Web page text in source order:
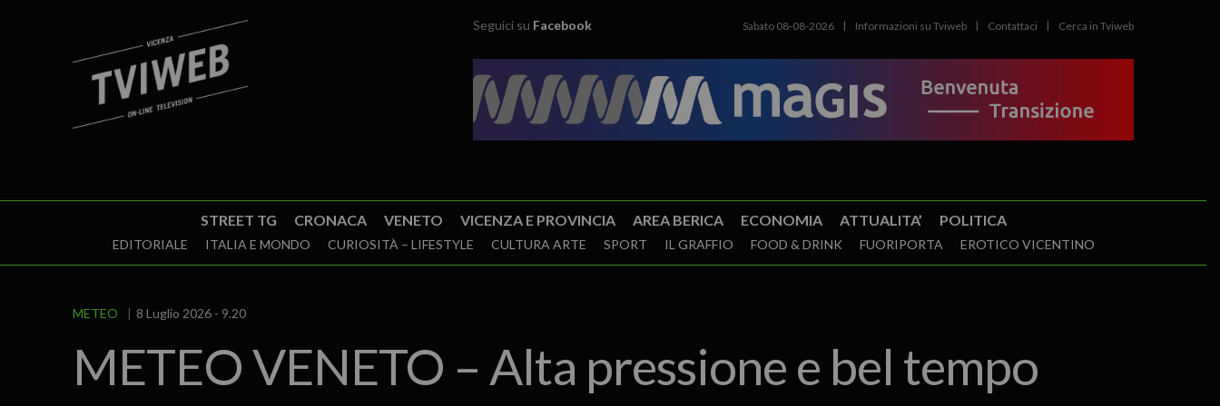
Seguici su Facebook Sabato 08-08-2026 Informazioni su Tviweb Contattaci Cerca in Tviweb
STREET TG CRONACA VENETO VICENZA E PROVINCIA AREA BERICA ECONOMIA ATTUALITA’ POLITICA
EDITORIALE ITALIA E MONDO CURIOSITÀ – LIFESTYLE CULTURA ARTE SPORT IL GRAFFIO FOOD & DRINK FUORIPORTA EROTICO VICENTINO
METEO 8 Luglio 2026 - 9.20
METEO VENETO – Alta pressione e bel tempo